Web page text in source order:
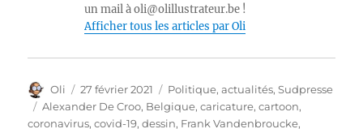
un mail à oli@olillustrateur.be !
Afficher tous les articles par Oli
Auteur
Oli
Publié
le
27 février 2021 Catégories
Politique, actualités,Sudpresse
Étiquettes
Alexander De Croo, Belgique,caricature,cartoon,
coronavirus,covid-19,dessin, Frank Vandenbroucke,